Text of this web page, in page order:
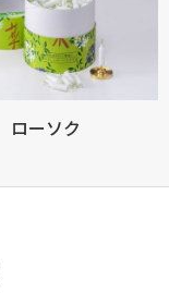
ローソク